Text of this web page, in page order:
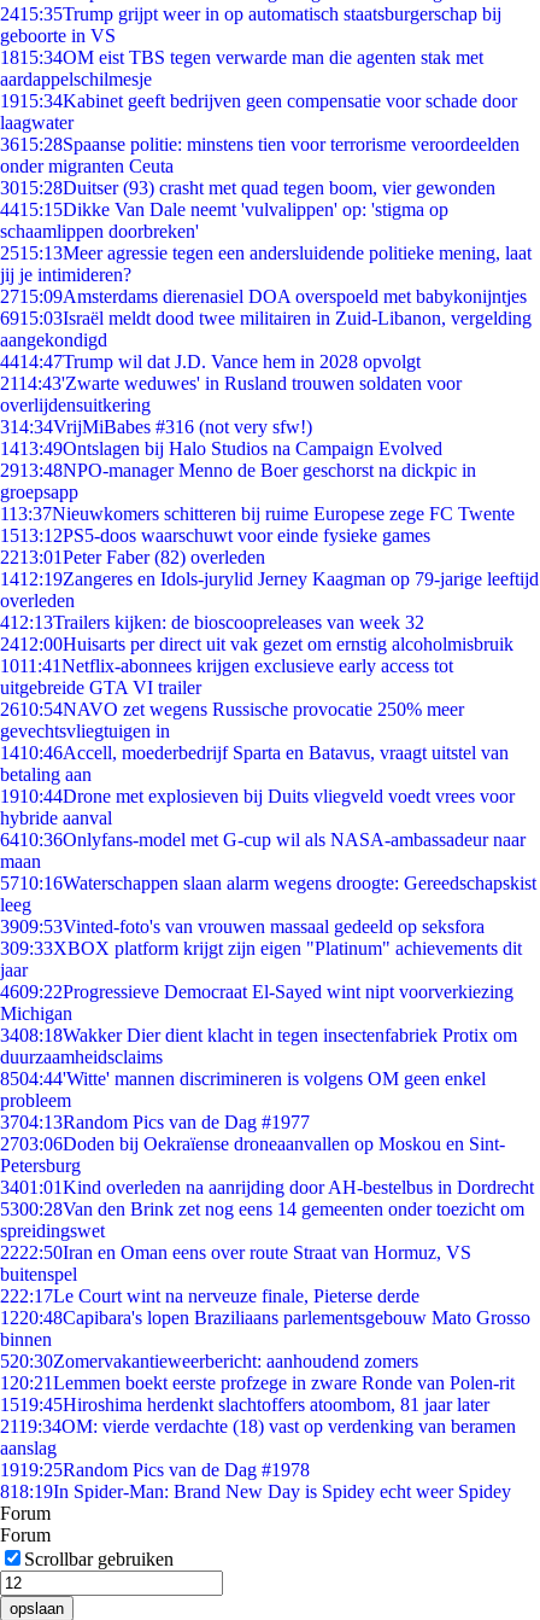
2415:35Trump grijpt weer in op automatisch staatsburgerschap bij
geboorte in VS
1815:34OM eist TBS tegen verwarde man die agenten stak met
aardappelschilmesje
1915:34Kabinet geeft bedrijven geen compensatie voor schade door
laagwater
3615:28Spaanse politie: minstens tien voor terrorisme veroordeelden
onder migranten Ceuta
3015:28Duitser (93) crasht met quad tegen boom, vier gewonden
4415:15Dikke Van Dale neemt 'vulvalippen' op: 'stigma op
schaamlippen doorbreken'
2515:13Meer agressie tegen een andersluidende politieke mening, laat
jij je intimideren?
2715:09Amsterdams dierenasiel DOA overspoeld met babykonijntjes
6915:03Israël meldt dood twee militairen in Zuid-Libanon, vergelding
aangekondigd
4414:47Trump wil dat J.D. Vance hem in 2028 opvolgt
2114:43'Zwarte weduwes' in Rusland trouwen soldaten voor
overlijdensuitkering
314:34VrijMiBabes #316 (not very sfw!)
1413:49Ontslagen bij Halo Studios na Campaign Evolved
2913:48NPO-manager Menno de Boer geschorst na dickpic in
groepsapp
113:37Nieuwkomers schitteren bij ruime Europese zege FC Twente
1513:12PS5-doos waarschuwt voor einde fysieke games
2213:01Peter Faber (82) overleden
1412:19Zangeres en Idols-jurylid Jerney Kaagman op 79-jarige leeftijd
overleden
412:13Trailers kijken: de bioscoopreleases van week 32
2412:00Huisarts per direct uit vak gezet om ernstig alcoholmisbruik
1011:41Netflix-abonnees krijgen exclusieve early access tot
uitgebreide GTA VI trailer
2610:54NAVO zet wegens Russische provocatie 250% meer
gevechtsvliegtuigen in
1410:46Accell, moederbedrijf Sparta en Batavus, vraagt uitstel van
betaling aan
1910:44Drone met explosieven bij Duits vliegveld voedt vrees voor
hybride aanval
6410:36Onlyfans-model met G-cup wil als NASA-ambassadeur naar
maan
5710:16Waterschappen slaan alarm wegens droogte: Gereedschapskist
leeg
3909:53Vinted-foto's van vrouwen massaal gedeeld op seksfora
309:33XBOX platform krijgt zijn eigen "Platinum" achievements dit
jaar
4609:22Progressieve Democraat El-Sayed wint nipt voorverkiezing
Michigan
3408:18Wakker Dier dient klacht in tegen insectenfabriek Protix om
duurzaamheidsclaims
8504:44'Witte' mannen discrimineren is volgens OM geen enkel
probleem
3704:13Random Pics van de Dag #1977
2703:06Doden bij Oekraïense droneaanvallen op Moskou en Sint-
Petersburg
3401:01Kind overleden na aanrijding door AH-bestelbus in Dordrecht
5300:28Van den Brink zet nog eens 14 gemeenten onder toezicht om
spreidingswet
2222:50Iran en Oman eens over route Straat van Hormuz, VS
buitenspel
222:17Le Court wint na nerveuze finale, Pieterse derde
1220:48Capibara's lopen Braziliaans parlementsgebouw Mato Grosso
binnen
520:30Zomervakantieweerbericht: aanhoudend zomers
1 20:21Lemmen boekt eerste profzege in zware Ronde van Polen-rit
1519:45Hiroshima herdenkt slachtoffers atoombom, 81 jaar later
2119:34OM: vierde verdachte (18) vast op verdenking van beramen
aanslag
1919:25Random Pics van de Dag #1978
818:19In Spider-Man: Brand New Day is Spidey echt weer Spidey
Forum
Forum
Scrollbar gebruiken
opslaan